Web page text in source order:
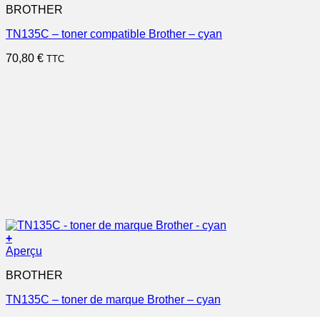
BROTHER
TN135C – toner compatible Brother – cyan
70,80 € TTC
+
Aperçu
BROTHER
TN135C – toner de marque Brother – cyan